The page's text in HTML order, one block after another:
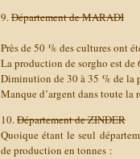
9.Département de MARADI
Près de 50 % des cultures ont
La production de sorgho est
Diminution de 30 à 35 % de la
Manque d’argent dans toute la
10.Département de ZINDER
Quoique étant le seul
de production en tonnes :